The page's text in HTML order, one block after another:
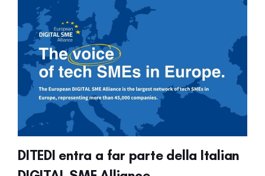
DITEDI entra a far parte della Italian